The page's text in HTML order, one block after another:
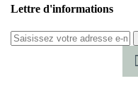
Lettre d'informations